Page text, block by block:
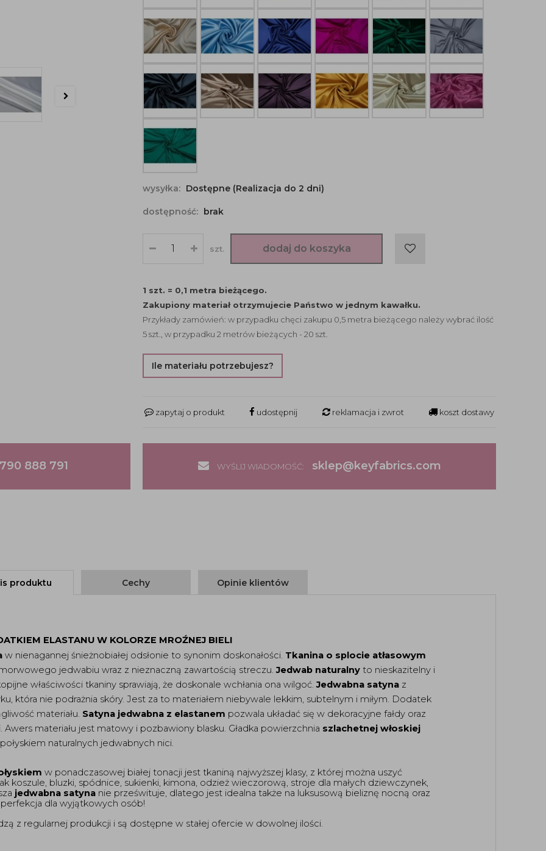
wysyłka: Dostępne (Realizacja do 2 dni)
dostępność: brak
szt. dodaj do koszyka
1 szt. = 0,1 metra bieżącego.
Zakupiony materiał otrzymujecie Państwo w jednym kawałku.
Przykłady zamówień: w przypadku chęci zakupu 0,5 metra bieżącego należy wybrać ilość
5 szt., w przypadku 2 metrów bieżących - 20 szt.
Ile materiału potrzebujesz?
zapytaj o produkt udostępnij reklamacja i zwrot koszt dostawy
888 791 WYŚLIJ WIADOMOŚĆ: sklep@keyfabrics.com
produktu Cechy Opinie klientów
ELASTANU W KOLORZE MROŹNEJ BIELI
w nienagannej śnieżnobiałej odsłonie to synonim doskonałości. Tkanina o splocie atłasowym
jedwabiu wraz z nieznaczną zawartością streczu. Jedwab naturalny to nieskazitelny i
właściwości tkaniny sprawiają, że doskonale wchłania ona wilgoć. Jedwabna satyna z
która nie podrażnia skóry. Jest za to materiałem niebywale lekkim, subtelnym i miłym. Dodatek
materiału. Satyna jedwabna z elastanem pozwala układać się w dekoracyjne fałdy oraz
materiału jest matowy i pozbawiony blasku. Gładka powierzchnia szlachetnej włoskiej
naturalnych jedwabnych nici.
w ponadczasowej białej tonacji jest tkaniną najwyższej klasy, z której można uszyć
koszule, bluzki, spódnice, sukienki, kimona, odzież wieczorową, stroje dla małych dziewczynek,
jedwabna satyna nie prześwituje, dlatego jest idealna także na luksusową bieliznę nocną oraz
dla wyjątkowych osób!
z regularnej produkcji i są dostępne w stałej ofercie w dowolnej ilości.